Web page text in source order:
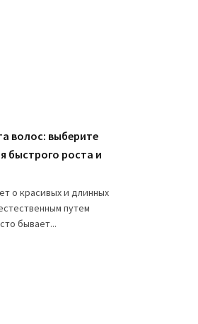
волос: выберите
быстрого роста и
о красивых и длинных
путем
бывает...